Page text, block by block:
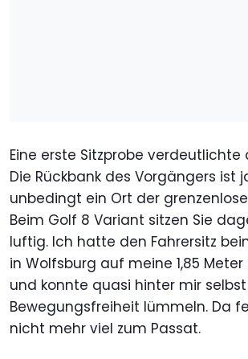
Eine erste Sitzprobe verdeutlichte
Die Rückbank des Vorgängers ist
unbedingt ein Ort der
Beim Golf 8 Variant sitzen Sie
luftig. Ich hatte den Fahrersitz
in Wolfsburg auf meine 1,85
und konnte quasi hinter mir
Bewegungsfreiheit lümmeln. Da
nicht mehr viel zum Passat.